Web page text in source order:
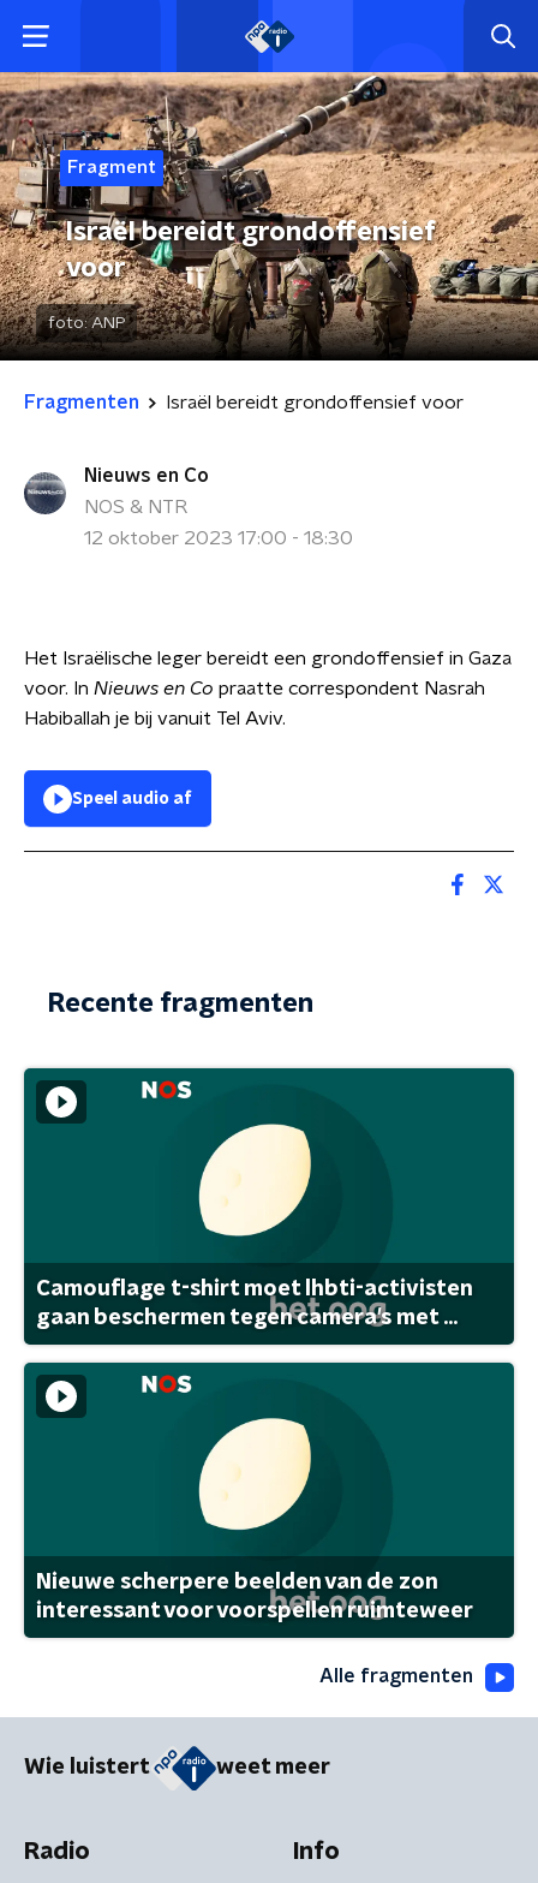
Fragment
Israël bereidt grondoffensief
voor
foto:ANP
Fragmenten Israël bereidt grondoffensief voor
Nieuws en Co
NOS & NTR
12 oktober 2023 17:00 - 18:30
Het Israëlische leger bereidt een grondoffensief in Gaza
voor. In Nieuws en Co praatte correspondent Nasrah
Habiballah je bij vanuit Tel Aviv.
Speel audio af
Recente fragmenten
Camouflage t-shirt moet lhbti-activisten
gaan beschermen tegen camera's met ...
Nieuwe scherpere beelden van de zon
interessant voor voorspellen ruimteweer
Alle fragmenten
Wie luistert weet meer
Radio Info